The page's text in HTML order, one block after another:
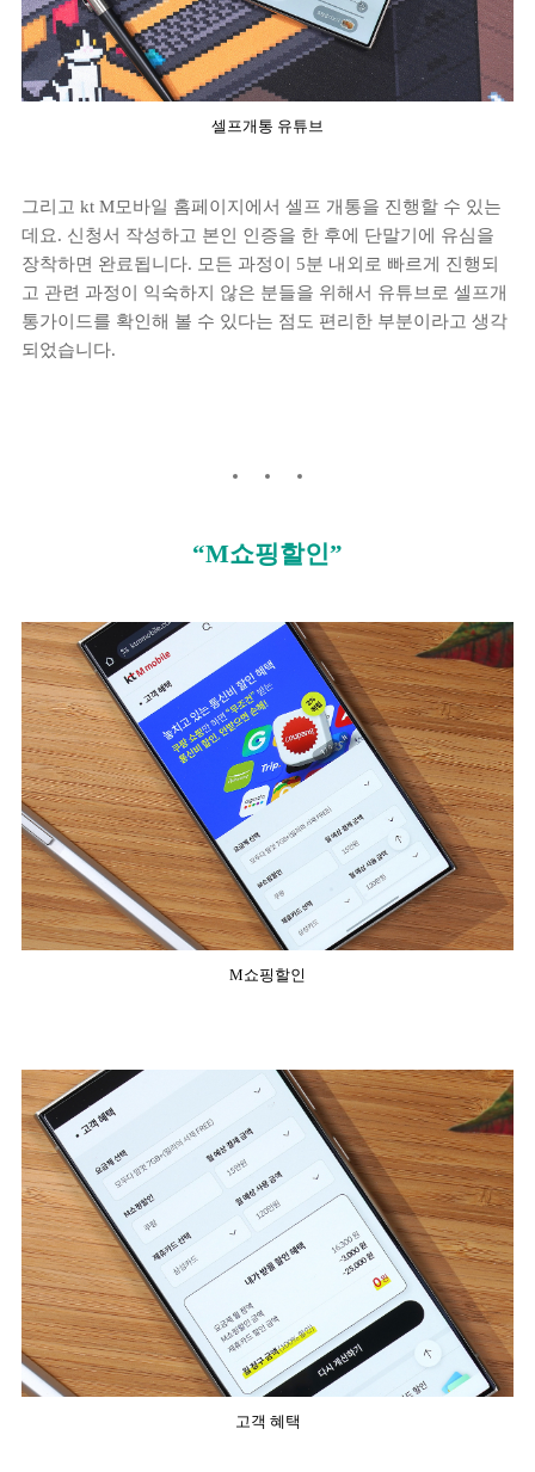
셀프개통 유튜브
그리고 kt M모바일 홈페이지에서 셀프 개통을 진행할 수 있는
데요. 신청서 작성하고 본인 인증을 한 후에 단말기에 유심을
장착하면 완료됩니다. 모든 과정이 5분 내외로 빠르게 진행되
고 관련 과정이 익숙하지 않은 분들을 위해서 유튜브로 셀프개
통가이드를 확인해 볼 수 있다는 점도 편리한 부분이라고 생각
되었습니다.
“M쇼핑할인”
M쇼핑할인
고객 혜택